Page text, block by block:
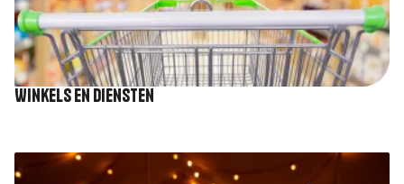
Winkels en diensten
Afbeelding